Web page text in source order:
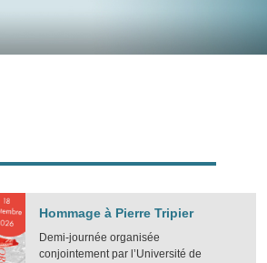
Hommage à Pierre Tripier
Demi-journée organisée
conjointement par l’Université de